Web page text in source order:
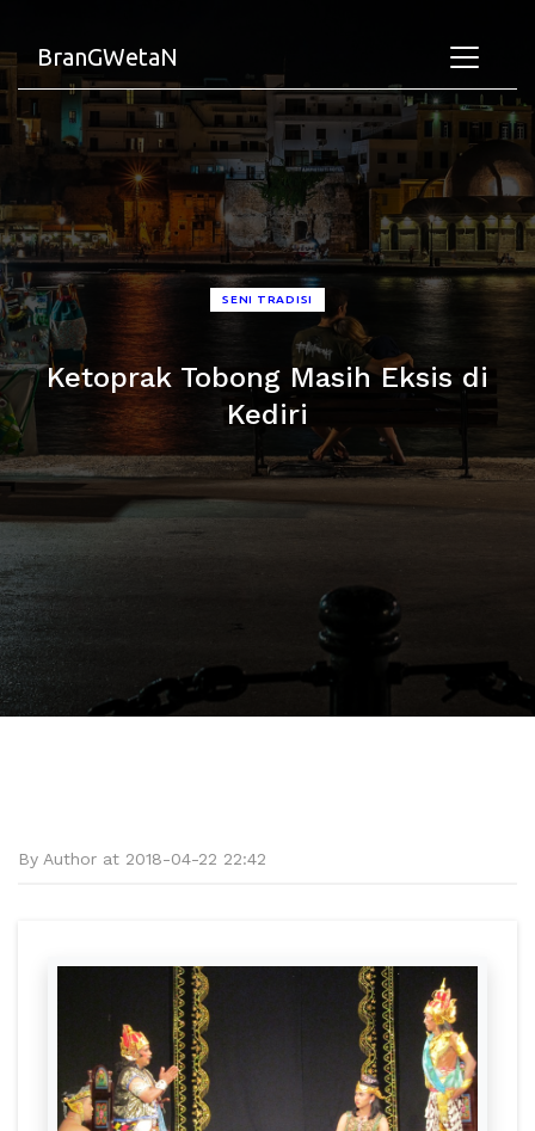
BranGWetaN
SENI TRADISI
Ketoprak Tobong Masih Eksis di
Kediri
By Author at 2018-04-22 22:42